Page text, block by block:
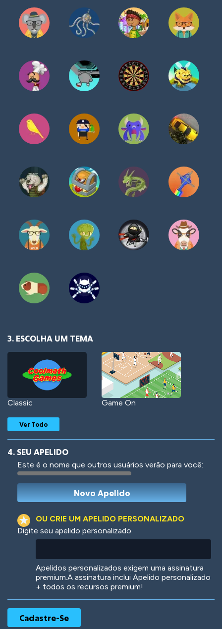
3. ESCOLHA UM TEMA
Classic Game On
Woof Jungle Cats
Ver Todo
4. SEU APELIDO
Este é o nome que outros usuários verão para você:
OU CRIE UM APELIDO PERSONALIZADO
Digite seu apelido personalizado
Apelidos personalizados exigem uma assinatura
premium.A assinatura inclui Apelido personalizado
+ todos os recursos premium!